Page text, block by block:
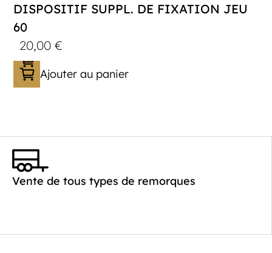
DISPOSITIF SUPPL. DE FIXATION JEU
60
20,00€
Ajouter au panier
Vente de tous types de remorques